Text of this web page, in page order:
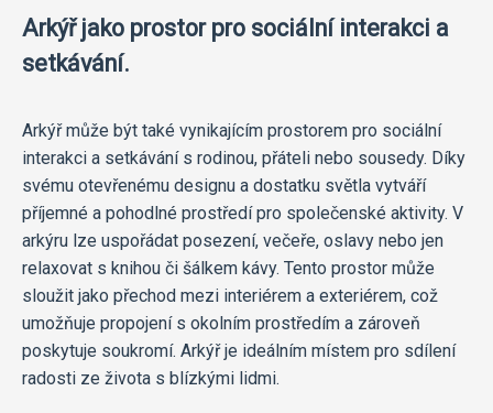
Arkýř jako prostor pro sociální interakci a
setkávání.
Arkýř může být také vynikajícím prostorem pro sociální
interakci a setkávání s rodinou, přáteli nebo sousedy. Díky
svému otevřenému designu a dostatku světla vytváří
příjemné a pohodlné prostředí pro společenské aktivity. V
arkýru lze uspořádat posezení, večeře, oslavy nebo jen
relaxovat s knihou či šálkem kávy. Tento prostor může
sloužit jako přechod mezi interiérem a exteriérem, což
umožňuje propojení s okolním prostředím a zároveň
poskytuje soukromí. Arkýř je ideálním místem pro sdílení
radosti ze života s blízkými lidmi.